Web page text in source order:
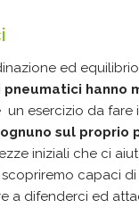
ed
pneumatici hanno
un esercizio da fare
ognuno sul proprio
iniziali che ci
scopriremo capaci di
a difenderci ed